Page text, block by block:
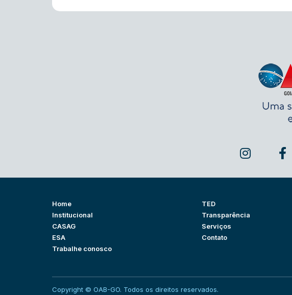
Home
Institucional
CASAG
ESA
Trabalhe conosco
TED
Transparência
Serviços
Contato
Copyright © OAB-GO. Todos os direitos reservados.